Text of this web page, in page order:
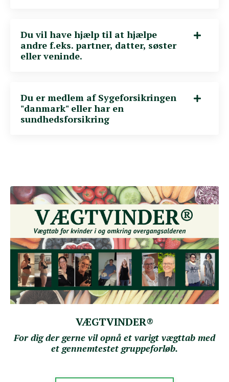
Du vil have hjælp til at hjælpe
andre f.eks. partner, datter, søster
eller veninde.
Du er medlem af Sygeforsikringen
"danmark" eller har en
sundhedsforsikring
VÆGTVINDER®
For dig der gerne vil opnå et varigt vægttab med
et gennemtestet gruppeforløb.